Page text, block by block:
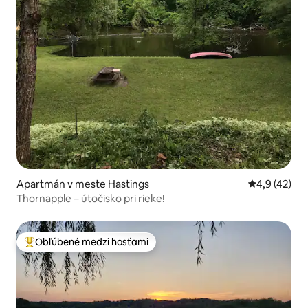
Apartmán v meste Hastings Priemerné
4,9 (42)
Thornapple – útočisko pri rieke!
Najobľúbenejšie medzi hosťami
Obľúbené medzi hosťami